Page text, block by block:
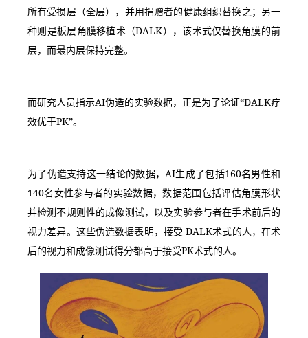
所有受损层（全层），并用捐赠者的健康组织替换之；另一
种则是板层角膜移植术（DALK），该术式仅替换角膜的前
层，而最内层保持完整。
而研究人员指示AI伪造的实验数据，正是为了论证“DALK疗
效优于PK”。
为了伪造支持这一结论的数据，AI生成了包括160名男性和
140名女性参与者的实验数据，数据范围包括评估角膜形状
并检测不规则性的成像测试，以及实验参与者在手术前后的
视力差异。这些伪造数据表明，接受 DALK术式的人，在术
后的视力和成像测试得分都高于接受PK术式的人。